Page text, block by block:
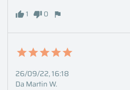
1 0
26/09/22, 16:18
Da Martin W.